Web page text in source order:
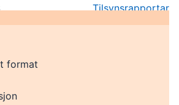
Tilsynsrapportar
format